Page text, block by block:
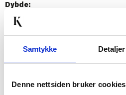
Samtykke Detaljer
Denne nettsiden bruker cookies
Dybde:
Last ned bilde